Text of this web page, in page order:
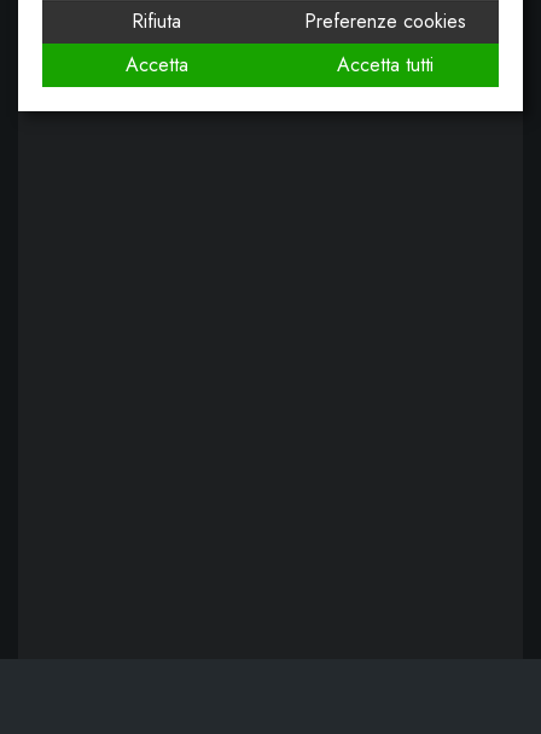
Rifiuta
Preferenze cookies
Accetta
Accetta tutti